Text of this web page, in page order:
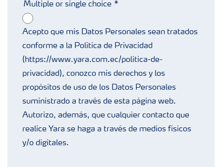
Multiple or single choice
Acepto que mis Datos Personales sean tratados
conforme a la Política de Privacidad
(https://www.yara.com.ec/politica-de-
privacidad), conozco mis derechos y los
propósitos de uso de los Datos Personales
suministrado a través de esta página web.
Autorizo, además, que cualquier contacto que
realice Yara se haga a través de medios físicos
y/o digitales.